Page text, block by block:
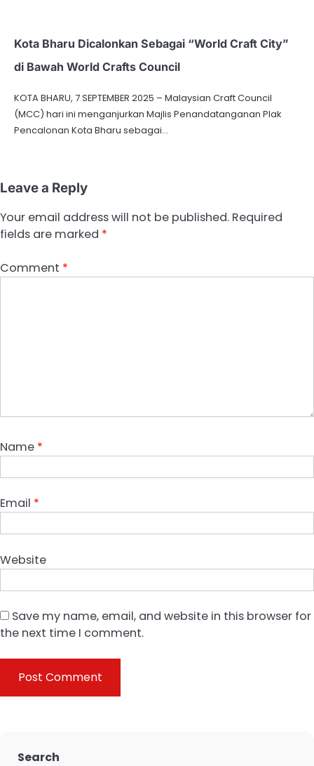
Kota Bharu Dicalonkan Sebagai “World Craft City”
di Bawah World Crafts Council
KOTA BHARU, 7 SEPTEMBER 2025 – Malaysian Craft Council
(MCC) hari ini menganjurkan Majlis Penandatanganan Plak
Pencalonan Kota Bharu sebagai…
Leave a Reply
Your email address will not be published. Required
fields are marked *
Comment *
Name *
Email *
Website
Save my name, email, and website in this browser for
the next time I comment.
Search